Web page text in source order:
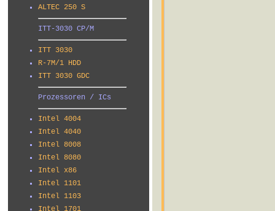
ALTEC 250 S
ITT-3030 CP/M
ITT 3030
R-7M/1 HDD
ITT 3030 GDC
Prozessoren / ICs
Intel 4004
Intel 4040
Intel 8008
Intel 8080
Intel x86
Intel 1101
Intel 1103